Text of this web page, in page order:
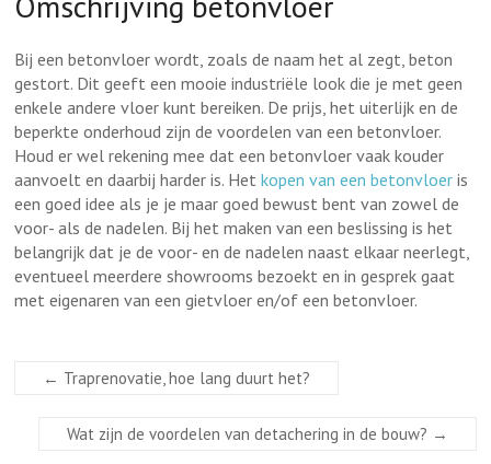
Bij een betonvloer wordt, zoals de naam het al zegt, beton
gestort. Dit geeft een mooie industriële look die je met geen
enkele andere vloer kunt bereiken. De prijs, het uiterlijk en de
beperkte onderhoud zijn de voordelen van een betonvloer.
Houd er wel rekening mee dat een betonvloer vaak kouder
aanvoelt en daarbij harder is. Hetkopen van een betonvloer is
een goed idee als je je maar goed bewust bent van zowel de
voor- als de nadelen. Bij het maken van een beslissing is het
belangrijk dat je de voor- en de nadelen naast elkaar neerlegt,
eventueel meerdere showrooms bezoekt en in gesprek gaat
met eigenaren van een gietvloer en/of een betonvloer.
← Traprenovatie, hoe lang duurt het?
Wat zijn de voordelen van detachering in de bouw? →